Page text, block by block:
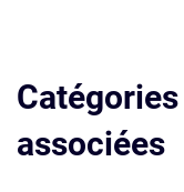
associées